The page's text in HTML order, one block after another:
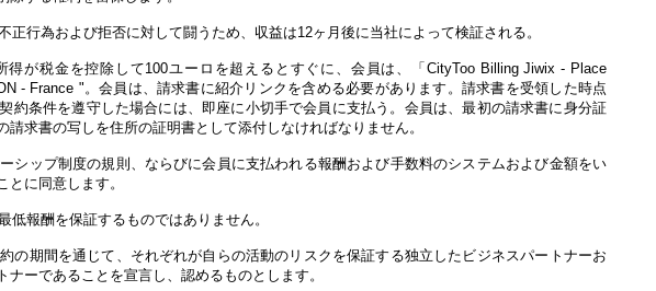
正行為および拒否に対して闘うため、収益は12ヶ月後に当社によって検証される。
が税金を控除して100ユーロを超えるとすぐに、会員は、「CityToo Billing Jiwix - Place
- France "。会員は、請求書に紹介リンクを含める必要があります。請求書を受領した時点
約条件を遵守した場合には、即座に小切手で会員に支払う。会員は、最初の請求書に身分証
請求書の写しを住所の証明書として添付しなければなりません。
シップ制度の規則、ならびに会員に支払われる報酬および手数料のシステムおよび金額をい
に同意します。
低報酬を保証するものではありません。
の期間を通じて、それぞれが自らの活動のリスクを保証する独立したビジネスパートナーお
ナーであることを宣言し、認めるものとします。